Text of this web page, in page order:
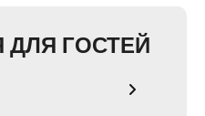
ГОСТЕЙ